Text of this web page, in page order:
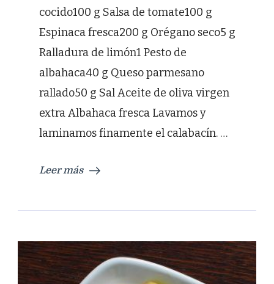
cocido100 g Salsa de tomate100 g
Espinaca fresca200 g Orégano seco5 g
Ralladura de limón1 Pesto de
albahaca40 g Queso parmesano
rallado50 g Sal Aceite de oliva virgen
extra Albahaca fresca Lavamos y
laminamos finamente el calabacín. …
Leer más